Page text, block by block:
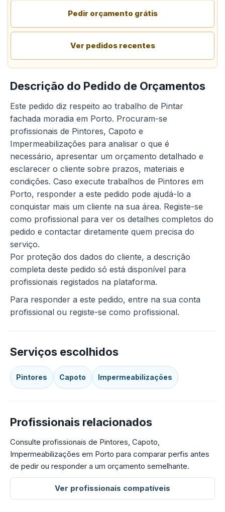
Pedir orçamento grátis
Ver pedidos recentes
Descrição do Pedido de Orçamentos
Este pedido diz respeito ao trabalho de Pintar
fachada moradia em Porto. Procuram-se
profissionais de Pintores, Capoto e
Impermeabilizações para analisar o que é
necessário, apresentar um orçamento detalhado e
esclarecer o cliente sobre prazos, materiais e
condições. Caso execute trabalhos de Pintores em
Porto, responder a este pedido pode ajudá-lo a
conquistar mais um cliente na sua área. Registe-se
como profissional para ver os detalhes completos do
pedido e contactar diretamente quem precisa do
serviço.
Por proteção dos dados do cliente, a descrição
completa deste pedido só está disponível para
profissionais registados na plataforma.
Para responder a este pedido, entre na sua conta
profissional ou registe-se como profissional.
Serviços escolhidos
Pintores Capoto Impermeabilizações
Profissionais relacionados
Consulte profissionais de Pintores, Capoto,
Impermeabilizações em Porto para comparar perfis antes
de pedir ou responder a um orçamento semelhante.
Ver profissionais compatíveis